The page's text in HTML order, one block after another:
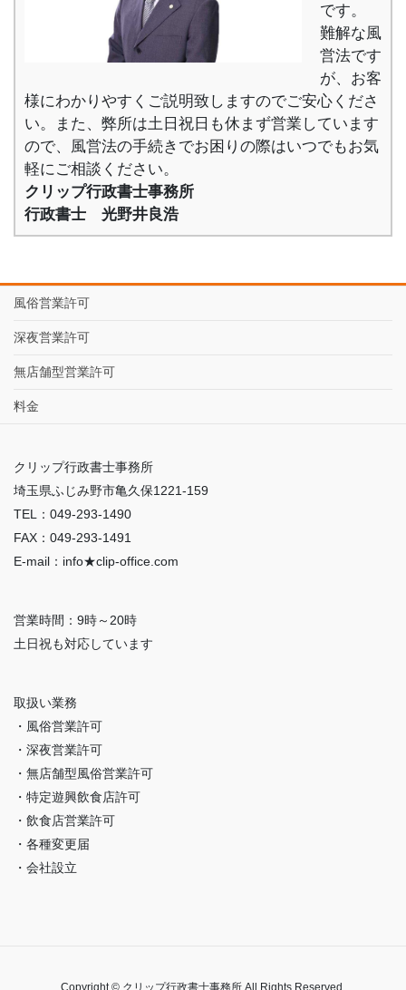
です。
難解な風
営法です
が、お客
様にわかりやすくご説明致しますのでご安心くださ
い。また、弊所は土日祝日も休まず営業しています
ので、風営法の手続きでお困りの際はいつでもお気
軽にご相談ください。
クリップ行政書士事務所
行政書士 光野井良浩
風俗営業許可
深夜営業許可
無店舗型営業許可
料金
クリップ行政書士事務所
埼玉県ふじみ野市亀久保1221-159
TEL：049-293-1490
FAX：049-293-1491
E-mail：info★clip-office.com
営業時間：9時～20時
土日祝も対応しています
取扱い業務
・風俗営業許可
・深夜営業許可
・無店舗型風俗営業許可
・特定遊興飲食店許可
・飲食店営業許可
・各種変更届
・会社設立
Copyright © クリップ行政書士事務所 All Rights Reserved.